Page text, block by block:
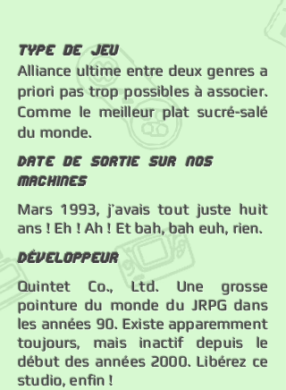
Type de jeu
Alliance ultime entre deux genres a
priori pas trop possibles à associer.
Comme le meilleur plat sucré-salé
du monde.
Date de sortie sur nos
machines
Mars 1993, j’avais tout juste huit
ans ! Eh ! Ah ! Et bah, bah euh, rien.
Développeur
Quintet Co., Ltd. Une grosse
pointure du monde du JRPG dans
les années 90. Existe apparemment
toujours, mais inactif depuis le
début des années 2000. Libérez ce
studio, enfin !